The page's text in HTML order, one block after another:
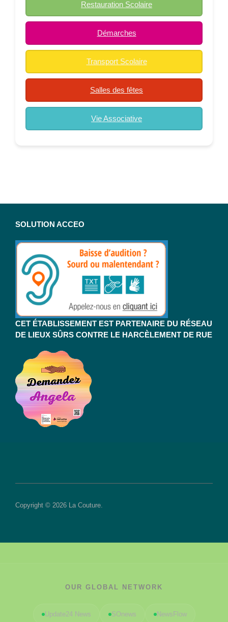
Restauration Scolaire
Démarches
Transport Scolaire
Salles des fêtes
Vie Associative
SOLUTION ACCEO
CET ÉTABLISSEMENT EST PARTENAIRE DU RÉSEAU
DE LIEUX SÛRS CONTRE LE HARCÈLEMENT DE RUE
Copyright © 2026 La Couture.
OUR GLOBAL NETWORK
Update24 News SOnews NewsFlow